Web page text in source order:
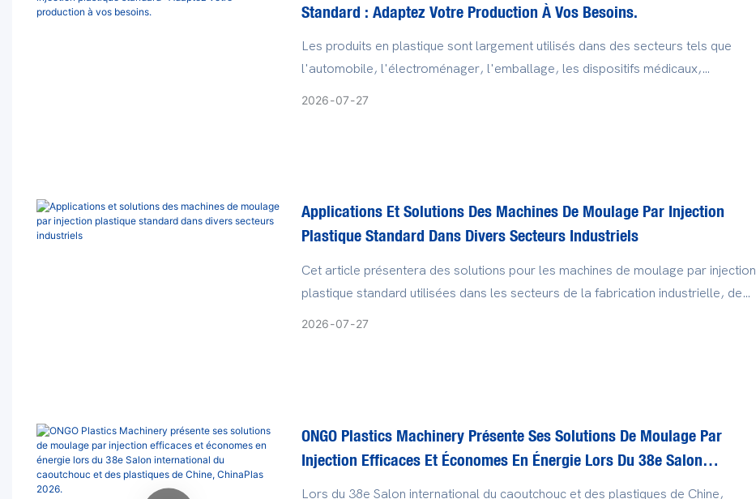
Standard : Adaptez Votre Production À Vos Besoins.
Les produits en plastique sont largement utilisés dans des secteurs tels que
l'automobile, l'électroménager, l'emballage, les dispositifs médicaux,
2026 07 27
Applications Et Solutions Des Machines De Moulage Par Injection
Plastique Standard Dans Divers Secteurs Industriels
Cet article présentera des solutions pour les machines de moulage par injection
plastique standard utilisées dans les secteurs de la fabrication industrielle, de
l'automobile, de l'électroménager et de l'emballage, et analysera comment
2026 07 27
ONGO Plastics Machinery Présente Ses Solutions De Moulage Par
Injection Efficaces Et Économes En Énergie Lors Du 38e Salon
Lors du 38e Salon international du caoutchouc et des plastiques de Chine,